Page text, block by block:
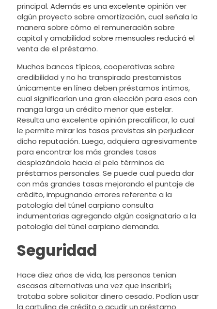
principal. Además es una excelente opinión ver
algún proyecto sobre amortización, cual señala la
manera sobre cómo el remuneración sobre
capital y amabilidad sobre mensuales reducirá el
venta de el préstamo.
Muchos bancos tí­picos, cooperativas sobre
credibilidad y no ha transpirado prestamistas
únicamente en línea deben préstamos íntimos,
cual significarían una gran elección para esos con
manga larga un crédito menor que estelar.
Resulta una excelente opinión precalificar, lo cual
le permite mirar las tasas previstas sin perjudicar
dicho reputación. Luego, adquiera agresivamente
para encontrar los más grandes tasas
desplazándolo hacia el pelo términos de
préstamos personales. Se puede cual pueda dar
con más grandes tasas mejorando el puntaje de
crédito, impugnando errores referente a la
patologí­a del túnel carpiano consulta
indumentarias agregando algún cosignatario a la
patologí­a del túnel carpiano demanda.
Seguridad
Hace diez años de vida, las personas tenían
escasas alternativas una vez que inscribirí¡
trataba sobre solicitar dinero cesado. Podían usar
la cartulina de crédito o acudir un préstamo